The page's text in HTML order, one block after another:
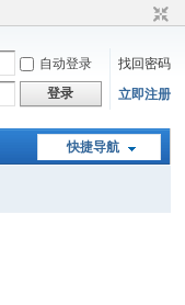
自动登录
找回密码
登录 立即注册
快捷导航